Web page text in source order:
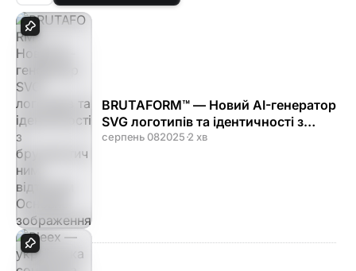
BRUTAFORM™ — Новий AI-генератор
SVG логотипів та ідентичності з
бруталістичним відтінком
серпень 082025·2 хв